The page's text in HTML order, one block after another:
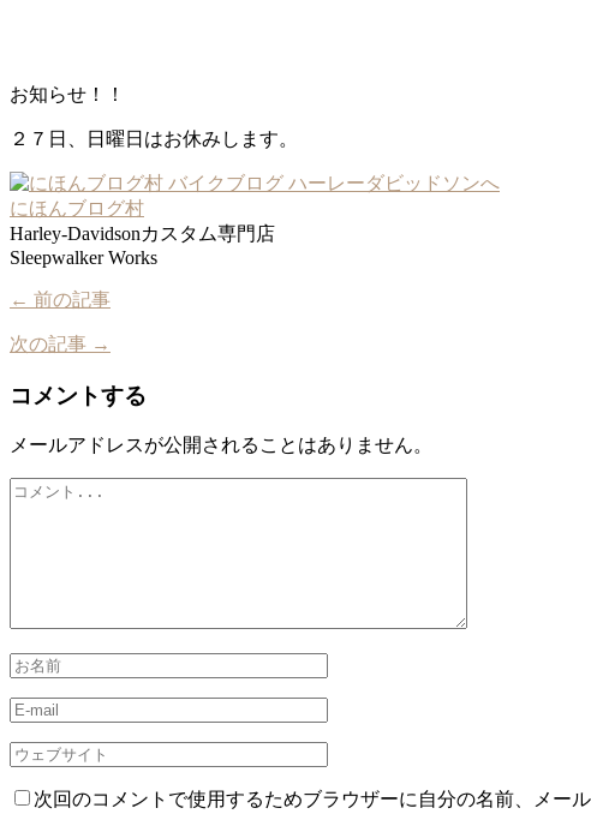
お知らせ！！
２７日、日曜日はお休みします。
にほんブログ村
Harley-Davidsonカスタム専門店
Sleepwalker Works
← 前の記事
次の記事 →
コメントする
メールアドレスが公開されることはありません。
次回のコメントで使用するためブラウザーに自分の名前、メー